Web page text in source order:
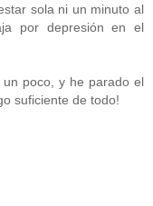
sola ni un minuto al
por depresión en el
poco, y he parado el
suficiente de todo!